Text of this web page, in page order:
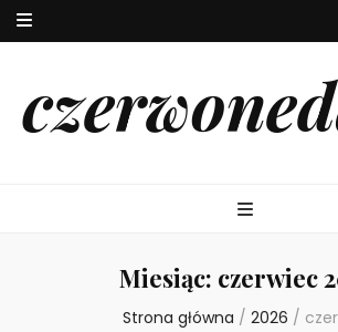
Miesiąc: czerwiec
Strona główna / 2026 /